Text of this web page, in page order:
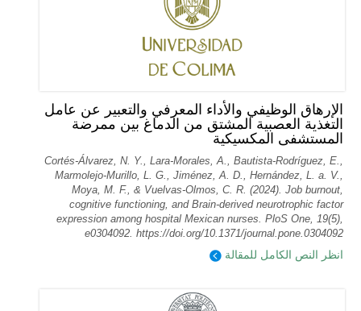
الإرهاق الوظيفي والأداء المعرفي والتعبير عن عامل
التغذية العصبية المشتق من الدماغ بين ممرضة
المستشفى المكسيكية
Cortés-Álvarez, N. Y., Lara-Morales, A., Bautista-Rodríguez, E.,
Marmolejo-Murillo, L. G., Jiménez, A. D., Hernández, L. a. V.,
Moya, M. F., & Vuelvas-Olmos, C. R. (2024). Job burnout,
cognitive functioning, and Brain-derived neurotrophic factor
expression among hospital Mexican nurses. PloS One, 19(5),
e0304092. https://doi.org/10.1371/journal.pone.0304092
انظر النص الكامل للمقالة